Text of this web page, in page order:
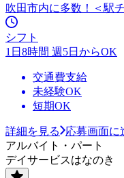
吹田市内に多数！＜駅
シフト
1日8時間 週5日からOK
交通費支給
未経験OK
短期OK
詳細を見る
応募画面に
アルバイト・パート
デイサービスはなのき